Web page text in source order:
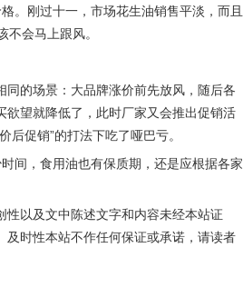
。刚过十一，市场花生油销售平淡，而且
不会马上跟风。
的场景：大品牌涨价前先放风，随后各
望就降低了，此时厂家又会推出促销活
促销”的打法下吃了哑巴亏。
间，食用油也有保质期，还是应根据各家
以及文中陈述文字和内容未经本站证
时性本站不作任何保证或承诺，请读者